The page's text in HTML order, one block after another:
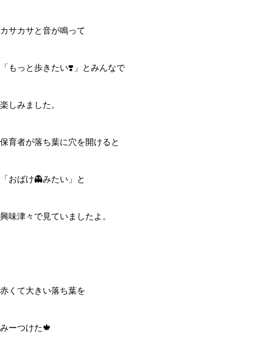
カサカサと音が鳴って
「もっと歩きたい❣️」とみんなで
楽しみました。
保育者が落ち葉に穴を開けると
「おばけ👻みたい」と
興味津々で見ていましたよ。
赤くて大きい落ち葉を
みーつけた🍁